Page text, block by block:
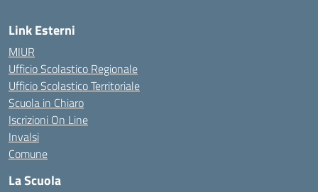
Link Esterni
MIUR
Ufficio Scolastico Regionale
Ufficio Scolastico Territoriale
Scuola in Chiaro
Iscrizioni On Line
Invalsi
Comune
La Scuola